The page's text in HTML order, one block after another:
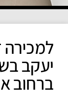
יעקב
ברחוב